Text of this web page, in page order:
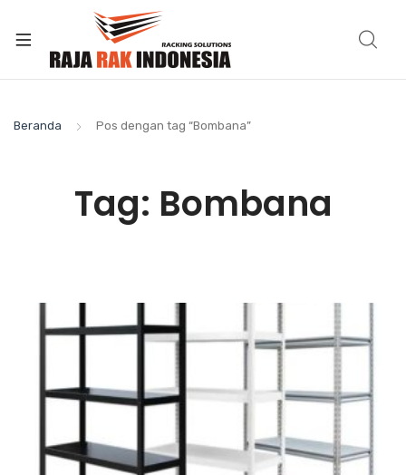
Beranda Pos dengan tag “Bombana”
Tag: Bombana